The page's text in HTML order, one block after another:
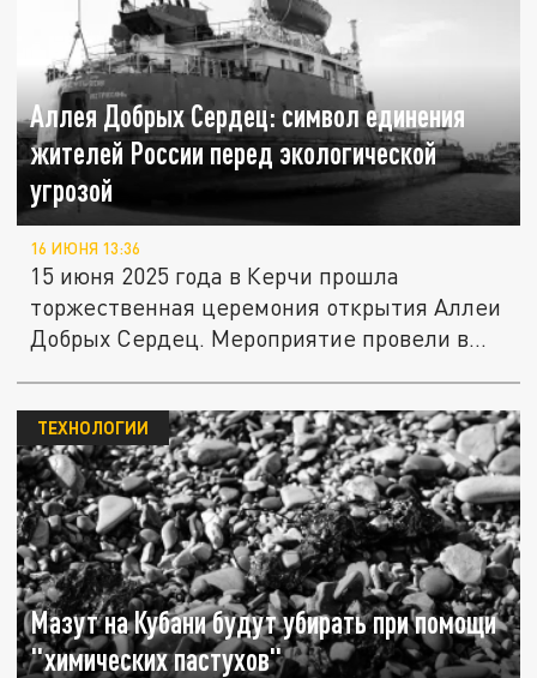
Аллея Добрых Сердец: символ единения
жителей России перед экологической
угрозой
16 ИЮНЯ 13:36
15 июня 2025 года в Керчи прошла
торжественная церемония открытия Аллеи
Добрых Сердец. Мероприятие провели в...
Мазут на Кубани будут убирать при помощи
"химических пастухов"
ТЕХНОЛОГИИ